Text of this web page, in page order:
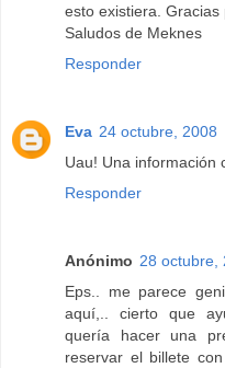
esto existiera. Gracias
Saludos de Meknes
Responder
Eva 24 octubre, 2008
Uau! Una información
Responder
Anónimo 28 octubre,
Eps.. me parece
aquí,.. cierto que
quería hacer una
reservar el billete